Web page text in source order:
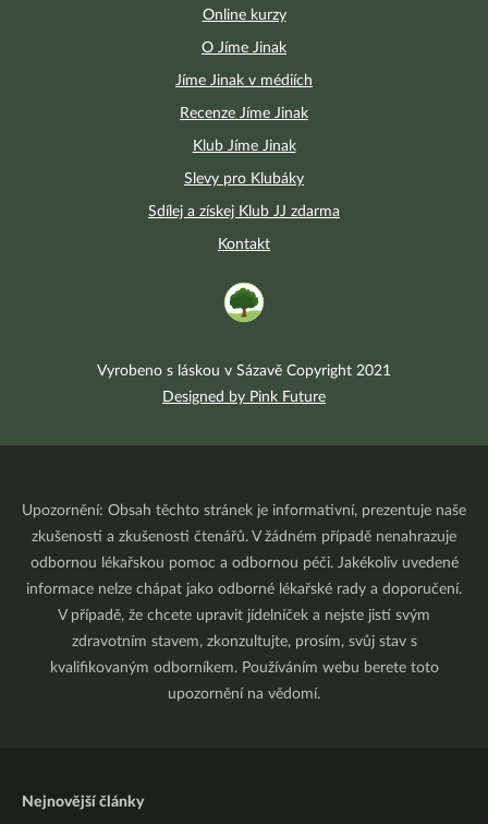
Online kurzy
O Jíme Jinak
Jíme Jinak v médiích
Recenze Jíme Jinak
Klub Jíme Jinak
Slevy pro Klubáky
Sdílej a získej Klub JJ zdarma
Kontakt
Vyrobeno s láskou v Sázavě Copyright 2021
Designed by Pink Future
Upozornění: Obsah těchto stránek je informativní, prezentuje naše
zkušenosti a zkušenosti čtenářů. V žádném případě nenahrazuje
odbornou lékařskou pomoc a odbornou péči. Jakékoliv uvedené
informace nelze chápat jako odborné lékařské rady a doporučení.
V případě, že chcete upravit jídelníček a nejste jistí svým
zdravotním stavem, zkonzultujte, prosím, svůj stav s
kvalifikovaným odborníkem. Používáním webu berete toto
upozornění na vědomí.
Nejnovější články